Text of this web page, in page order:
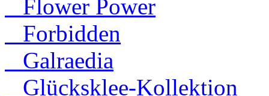
Flower Power
Forbidden
Galraedia
Glücksklee-Kollektion